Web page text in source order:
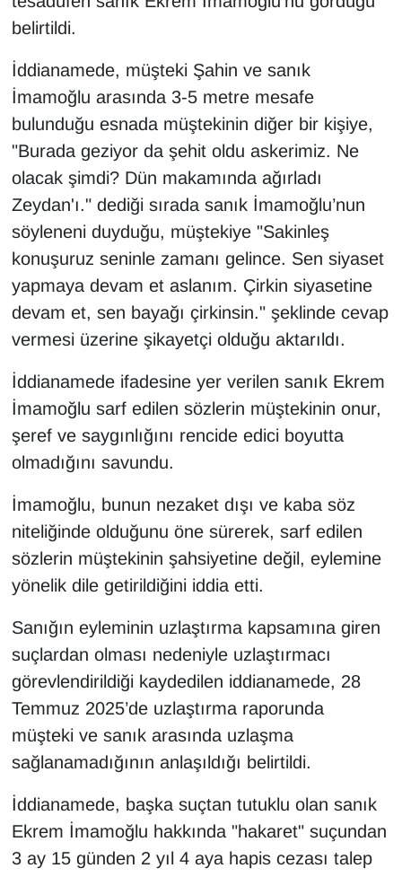
belirtildi.
İddianamede, müşteki Şahin ve sanık
İmamoğlu arasında 3-5 metre mesafe
bulunduğu esnada müştekinin diğer bir kişiye,
"Burada geziyor da şehit oldu askerimiz. Ne
olacak şimdi? Dün makamında ağırladı
Zeydan'ı." dediği sırada sanık İmamoğlu’nun
söyleneni duyduğu, müştekiye "Sakinleş
konuşuruz seninle zamanı gelince. Sen siyaset
yapmaya devam et aslanım. Çirkin siyasetine
devam et, sen bayağı çirkinsin." şeklinde cevap
vermesi üzerine şikayetçi olduğu aktarıldı.
İddianamede ifadesine yer verilen sanık Ekrem
İmamoğlu sarf edilen sözlerin müştekinin onur,
şeref ve saygınlığını rencide edici boyutta
olmadığını savundu.
İmamoğlu, bunun nezaket dışı ve kaba söz
niteliğinde olduğunu öne sürerek, sarf edilen
sözlerin müştekinin şahsiyetine değil, eylemine
yönelik dile getirildiğini iddia etti.
Sanığın eyleminin uzlaştırma kapsamına giren
suçlardan olması nedeniyle uzlaştırmacı
görevlendirildiği kaydedilen iddianamede, 28
Temmuz 2025’de uzlaştırma raporunda
müşteki ve sanık arasında uzlaşma
sağlanamadığının anlaşıldığı belirtildi.
İddianamede, başka suçtan tutuklu olan sanık
Ekrem İmamoğlu hakkında "hakaret" suçundan
3 ay 15 günden 2 yıl 4 aya hapis cezası talep
Kültür & Sanat
KURDÎ
MAGAZİN
MEDYA
ONE EKONOMİ
POLİTİKA
Resmi İlanlar
SAĞLIK
Seri İlan
SİYASET
SPOR
TEBRİK
TEKNOLOJİ
Turizm
VAN'DA SPOR
Vasıta
YAŞAM